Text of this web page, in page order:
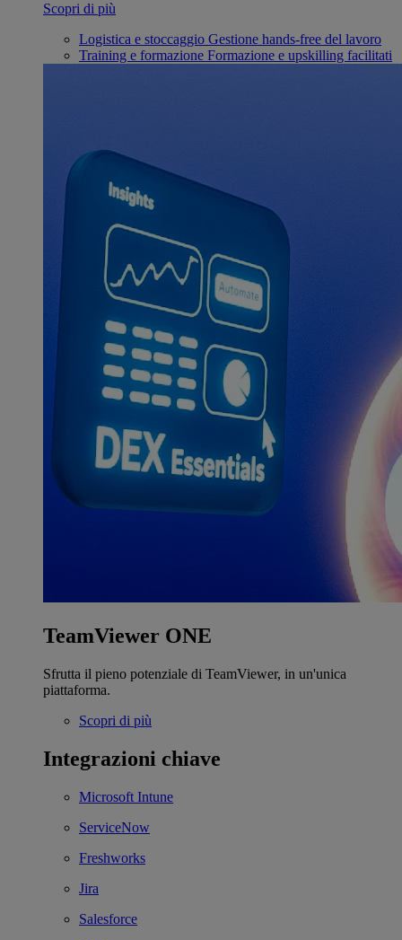
Scopri di più
Logistica e stoccaggio Gestione hands-free del lavoro
Training e formazione Formazione e upskilling facilitati
TeamViewer ONE
Sfrutta il pieno potenziale di TeamViewer, in un'unica
piattaforma.
Scopri di più
Integrazioni chiave
Microsoft Intune
ServiceNow
Freshworks
Jira
Salesforce